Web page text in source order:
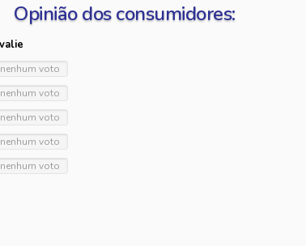
Opinião dos consumidores:
nenhum voto
nenhum voto
nenhum voto
nenhum voto
nenhum voto